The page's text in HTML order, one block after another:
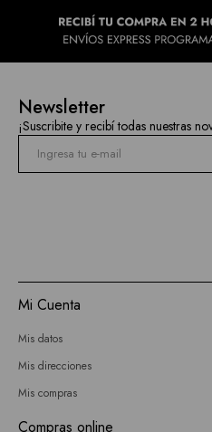
Newsletter
¡Suscribite y recibí todas nuestras
Mi Cuenta
Mis datos
Mis direcciones
Mis compras
Compras online